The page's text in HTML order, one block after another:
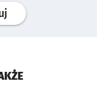
profil